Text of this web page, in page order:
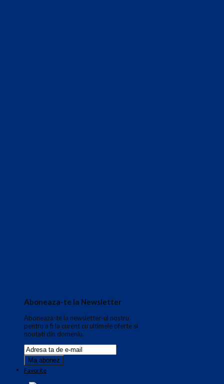
Aboneaza-te la Newsletter
Aboneaza-te la newsletter-ul nostru
pentru a fi la curent cu ultimele oferte si
noutati din domeniu.
Favorite